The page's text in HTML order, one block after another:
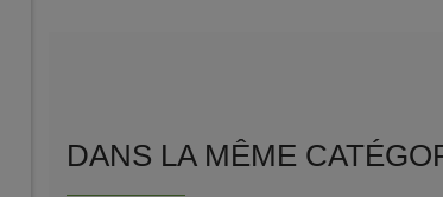
DANS LA MÊME